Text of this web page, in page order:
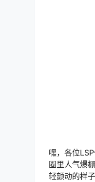
嘿，各位
圈里人气爆
轻颤动的样